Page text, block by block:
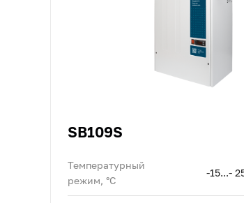
SB109S
Температурный
режим, °C
-15...-